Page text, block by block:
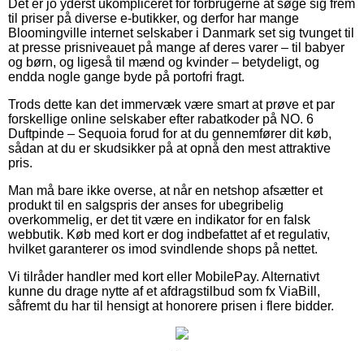
Det er jo yderst ukompliceret for forbrugerne at søge sig frem
til priser på diverse e-butikker, og derfor har mange
Bloomingville internet selskaber i Danmark set sig tvunget til
at presse prisniveauet på mange af deres varer – til babyer
og børn, og ligeså til mænd og kvinder – betydeligt, og
endda nogle gange byde på portofri fragt.
Trods dette kan det immervæk være smart at prøve et par
forskellige online selskaber efter rabatkoder på NO. 6
Duftpinde – Sequoia forud for at du gennemfører dit køb,
sådan at du er skudsikker på at opnå den mest attraktive
pris.
Man må bare ikke overse, at når en netshop afsætter et
produkt til en salgspris der anses for ubegribelig
overkommelig, er det tit være en indikator for en falsk
webbutik. Køb med kort er dog indbefattet af et regulativ,
hvilket garanterer os imod svindlende shops på nettet.
Vi tilråder handler med kort eller MobilePay. Alternativt
kunne du drage nytte af et afdragstilbud som fx ViaBill,
såfremt du har til hensigt at honorere prisen i flere bidder.